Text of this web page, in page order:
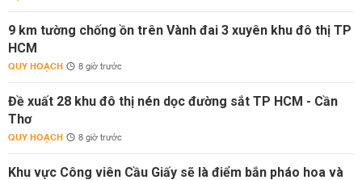
9 km tường chống ồn trên Vành đai 3 xuyên khu đô thị TP
HCM
QUY HOẠCH 8 giờ trước
Đề xuất 28 khu đô thị nén dọc đường sắt TP HCM - Cần
Thơ
QUY HOẠCH 8 giờ trước
Khu vực Công viên Cầu Giấy sẽ là điểm bắn pháo hoa và